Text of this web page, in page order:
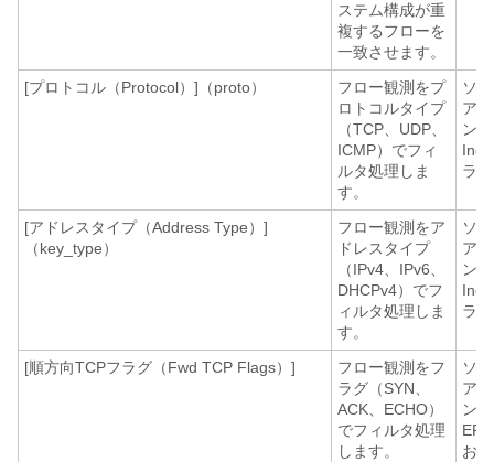
ステム構成が重
複するフローを
一致させます。
[プロトコル（Protocol）]（proto）
フロー観測をプ
ロトコルタイプ
（TCP、UDP、
ICMP）でフィ
ルタ処理しま
す。
ソ
ア
ン
ラ
[アドレスタイプ（Address Type）]
（key_type）
フロー観測をア
ドレスタイプ
（IPv4、IPv6、
DHCPv4）でフ
ィルタ処理しま
す。
ソ
ア
ン
ラ
[順方向TCPフラグ（Fwd TCP Flags）]
フロー観測をフ
ラグ（SYN、
ACK、ECHO）
でフィルタ処理
します。
ソ
ア
ン
お